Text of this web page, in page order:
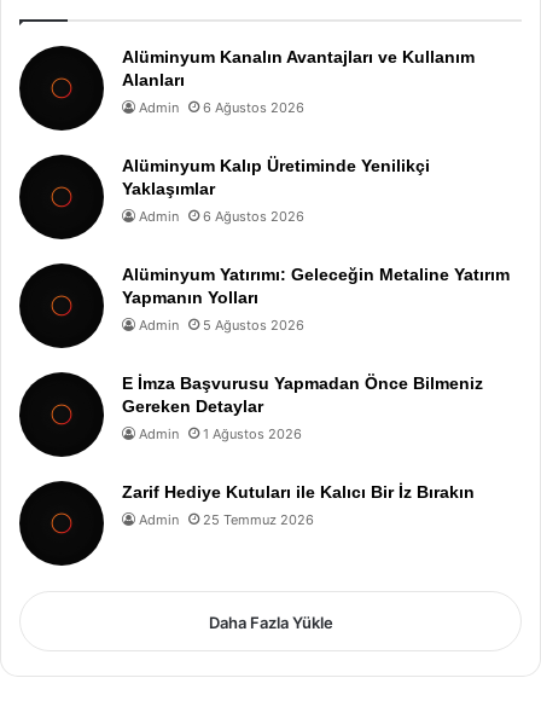
Alüminyum Kanalın Avantajları ve Kullanım
Alanları
Admin 6 Ağustos 2026
Alüminyum Kalıp Üretiminde Yenilikçi
Yaklaşımlar
Admin 6 Ağustos 2026
Alüminyum Yatırımı: Geleceğin Metaline Yatırım
Yapmanın Yolları
Admin 5 Ağustos 2026
E İmza Başvurusu Yapmadan Önce Bilmeniz
Gereken Detaylar
Admin 1 Ağustos 2026
Zarif Hediye Kutuları ile Kalıcı Bir İz Bırakın
Admin 25 Temmuz 2026
Daha Fazla Yükle